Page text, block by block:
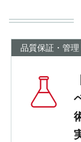
品質保証・管